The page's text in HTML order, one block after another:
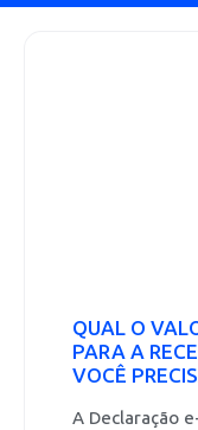
QUAL O
PARA A
VOCÊ
A Declaração